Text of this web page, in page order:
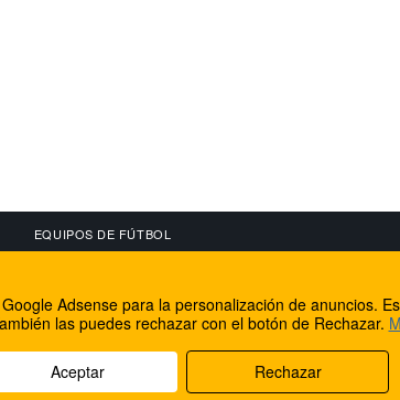
EQUIPOS DE FÚTBOL
Facebook
Twitter
Internet
Registro de
Adsense para la personalización de anuncios.
las puedes rechazar con el botón de Rechazar.
Aceptar Rechazar